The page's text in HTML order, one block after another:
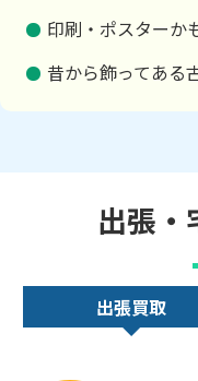
印刷・ポスターか
昔から飾ってある
出張・
出張買取